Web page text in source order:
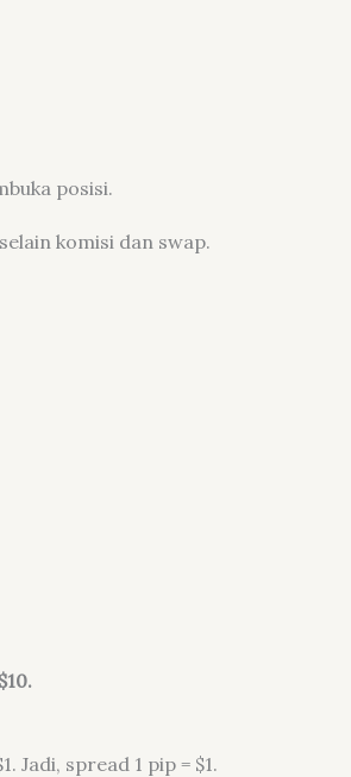
posisi.
komisi dan swap.
$10.
Jadi, spread 1 pip = $1.